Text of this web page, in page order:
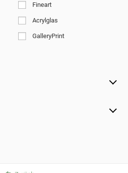
Fineart
Acrylglas
GalleryPrint